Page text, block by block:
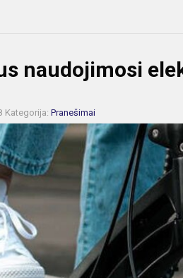
naudojimosi
Kategorija: Pranešimai